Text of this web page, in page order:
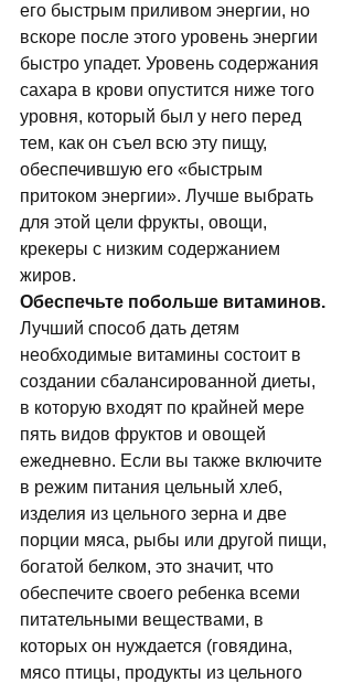
его быстрым приливом энергии, но
вскоре после этого уровень энергии
быстро упадет. Уровень содержания
сахара в крови опустится ниже того
уровня, который был у него перед
тем, как он съел всю эту пищу,
обеспечившую его «быстрым
притоком энергии». Лучше выбрать
для этой цели фрукты, овощи,
крекеры с низким содержанием
жиров.
Обеспечьте побольше витаминов.
Лучший способ дать детям
необходимые витамины состоит в
создании сбалансированной диеты,
в которую входят по крайней мере
пять видов фруктов и овощей
ежедневно. Если вы также включите
в режим питания цельный хлеб,
изделия из цельного зерна и две
порции мяса, рыбы или другой пищи,
богатой белком, это значит, что
обеспечите своего ребенка всеми
питательными веществами, в
которых он нуждается (говядина,
мясо птицы, продукты из цельного